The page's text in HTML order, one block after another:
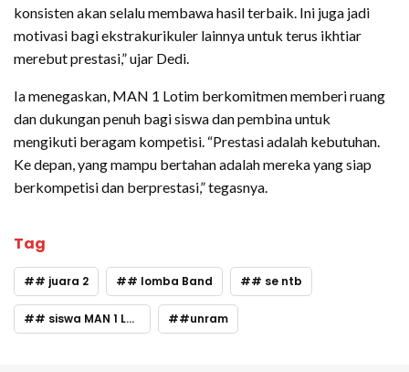
konsisten akan selalu membawa hasil terbaik. Ini juga jadi
motivasi bagi ekstrakurikuler lainnya untuk terus ikhtiar
merebut prestasi,” ujar Dedi.
Ia menegaskan, MAN 1 Lotim berkomitmen memberi ruang
dan dukungan penuh bagi siswa dan pembina untuk
mengikuti beragam kompetisi. “Prestasi adalah kebutuhan.
Ke depan, yang mampu bertahan adalah mereka yang siap
berkompetisi dan berprestasi,” tegasnya.
Tag
# juara 2 # lomba Band # se ntb
# siswa MAN 1 Lotim #unram